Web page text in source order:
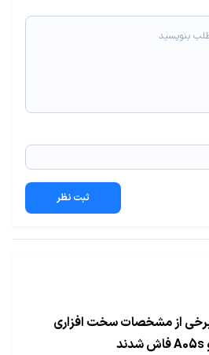
ثبت نظر
از مشخصات سخت افزاری